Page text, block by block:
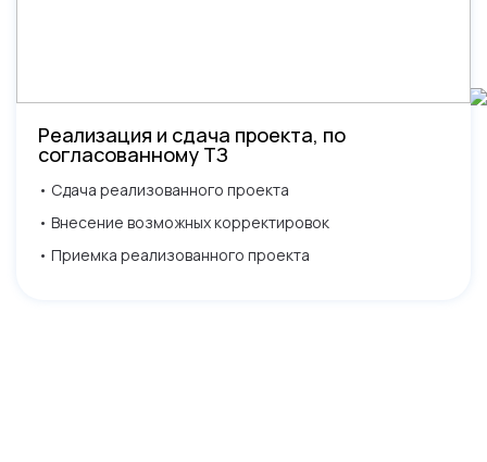
Реализация и сдача проекта, по
согласованному ТЗ
• Сдача реализованного проекта
• Внесение возможных корректировок
• Приемка реализованного проекта